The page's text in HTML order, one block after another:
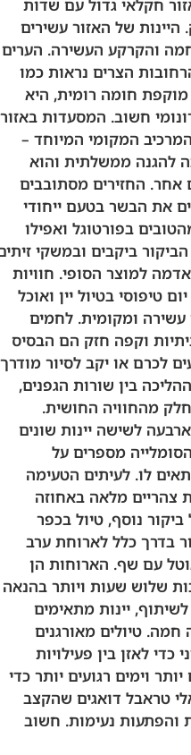
חקלאי גדול עם שדות
של האזור עשירים
והקרקע העשירה. הערים
הצרים נראות כמו
חומה רומית, היא
חשוב. המסעדות באזור
המקומי המיוחד –
להגנה ממשלתית והוא
החזירים מסתובבים
את הבשר בטעם ייחודי
בפורטוגל ואפילו
ביקבים ובמשקי זיתים
למוצר הסופי. חוויות
טיפוסי בטיול יין ואוכל
ומקומית. לחמים
וקפה חזק הם הבסיס
לכרם או יקב לסיור מודרך
בין שורות הגפנים,
מהחוויה החושית.
לשישה יינות שונים
מספרים על
לו. לעיתים הטעימה
צהריים מלאה באחוזה
נוסף, טיול בכפר
בדרך כלל לארוחת ערב
עם שף. הארוחות הן
שלוש שעות ויותר בהנאה
יינות מתאימים
חמה. טיולים מאורגנים
לאזן בין פעילויות
וימים רגועים יותר כדי
טראבל דואגים שהקצב
והפתעות נעימות. חשוב